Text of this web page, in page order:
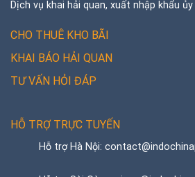
Dịch vụ khai hải quan, xuất nhập khẩu
CHO THUÊ KHO BÃI
KHAI BÁO HẢI QUAN
TƯ VẤN HỎI ĐÁP
HỖ TRỢ TRỰC TUYẾN
Hỗ trợ Hà Nội: